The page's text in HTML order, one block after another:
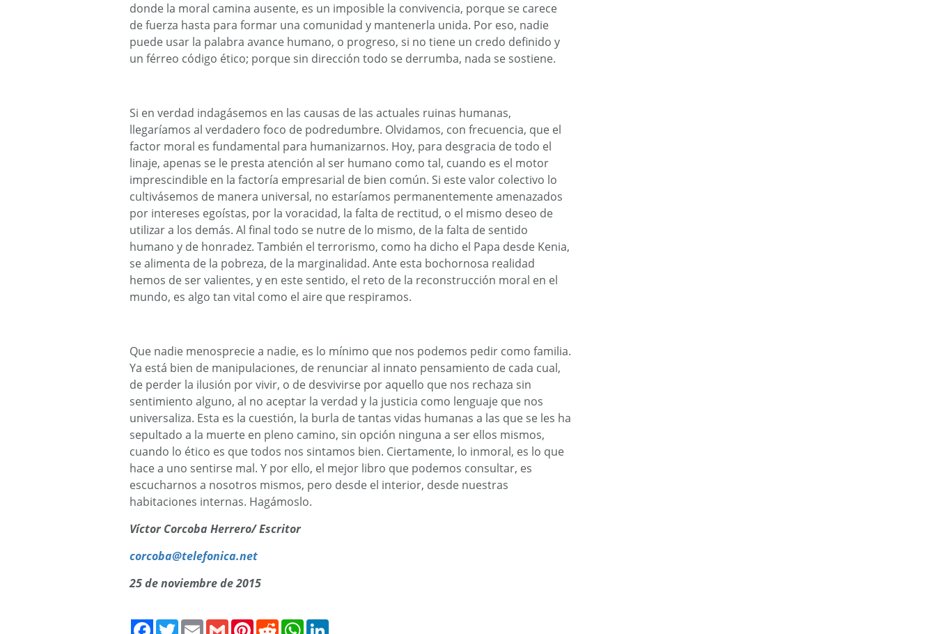
donde la moral camina ausente, es un imposible la convivencia, porque se carece
de fuerza hasta para formar una comunidad y mantenerla unida. Por eso, nadie
puede usar la palabra avance humano, o progreso, si no tiene un credo definido y
un férreo código ético; porque sin dirección todo se derrumba, nada se sostiene.
Si en verdad indagásemos en las causas de las actuales ruinas humanas,
llegaríamos al verdadero foco de podredumbre. Olvidamos, con frecuencia, que el
factor moral es fundamental para humanizarnos. Hoy, para desgracia de todo el
linaje, apenas se le presta atención al ser humano como tal, cuando es el motor
imprescindible en la factoría empresarial de bien común. Si este valor colectivo lo
cultivásemos de manera universal, no estaríamos permanentemente amenazados
por intereses egoístas, por la voracidad, la falta de rectitud, o el mismo deseo de
utilizar a los demás. Al final todo se nutre de lo mismo, de la falta de sentido
humano y de honradez. También el terrorismo, como ha dicho el Papa desde Kenia,
se alimenta de la pobreza, de la marginalidad. Ante esta bochornosa realidad
hemos de ser valientes, y en este sentido, el reto de la reconstrucción moral en el
mundo, es algo tan vital como el aire que respiramos.
Que nadie menosprecie a nadie, es lo mínimo que nos podemos pedir como familia.
Ya está bien de manipulaciones, de renunciar al innato pensamiento de cada cual,
de perder la ilusión por vivir, o de desvivirse por aquello que nos rechaza sin
sentimiento alguno, al no aceptar la verdad y la justicia como lenguaje que nos
universaliza. Esta es la cuestión, la burla de tantas vidas humanas a las que se les ha
sepultado a la muerte en pleno camino, sin opción ninguna a ser ellos mismos,
cuando lo ético es que todos nos sintamos bien. Ciertamente, lo inmoral, es lo que
hace a uno sentirse mal. Y por ello, el mejor libro que podemos consultar, es
escucharnos a nosotros mismos, pero desde el interior, desde nuestras
habitaciones internas. Hagámoslo.
Víctor Corcoba Herrero/ Escritor
corcoba@telefonica.net
25 de noviembre de 2015
TwitterEmail Gmail PinterestRedditWhatsApp